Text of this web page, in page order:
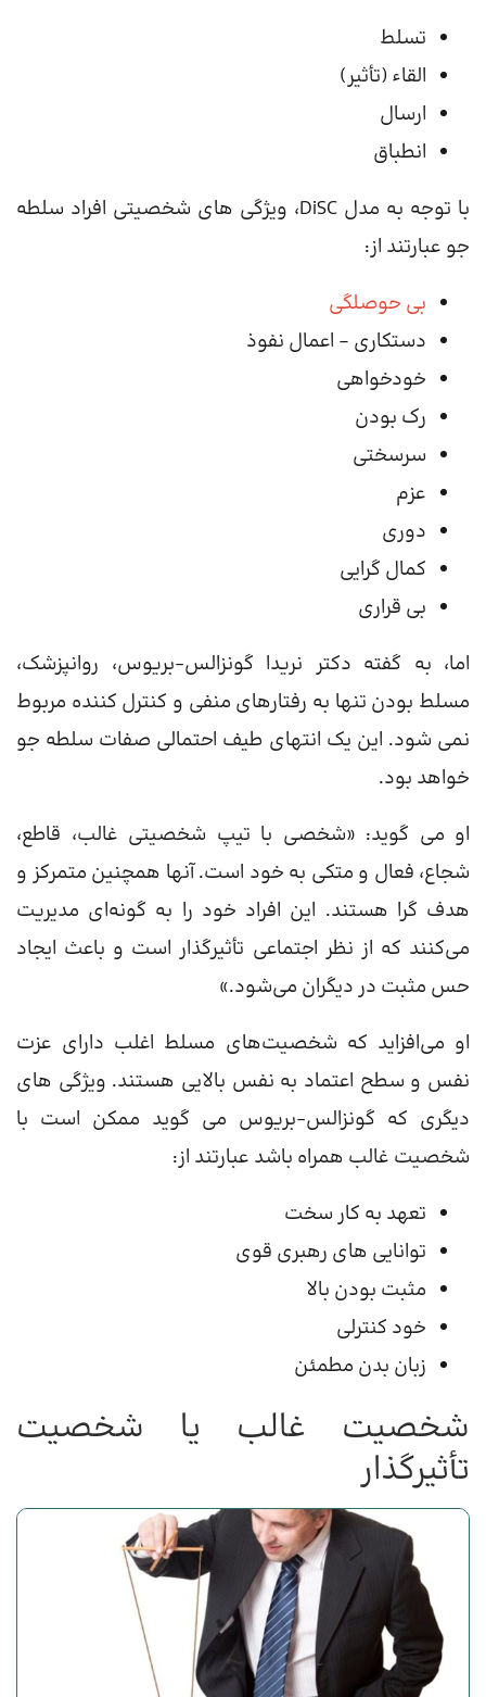
تسلط
القاء (تأثیر)
ارسال
انطباق
با توجه به مدل DiSC، ویژگی های شخصیتی افراد سلطه
جو عبارتند از:
بی حوصلگی
دستکاری – اعمال نفوذ
خودخواهی
رک بودن
سرسختی
عزم
دوری
کمال گرایی
بی قراری
اما، به گفته دکتر نریدا گونزالس-بریوس، روانپزشک،
مسلط بودن تنها به رفتارهای منفی و کنترل کننده مربوط
نمی شود. این یک انتهای طیف احتمالی صفات سلطه جو
خواهد بود.
او می گوید: «شخصی با تیپ شخصیتی غالب، قاطع،
شجاع، فعال و متکی به خود است. آنها همچنین متمرکز و
هدف گرا هستند. این افراد خود را به گونه‌ای مدیریت
می‌کنند که از نظر اجتماعی تأثیرگذار است و باعث ایجاد
حس مثبت در دیگران می‌شود.»
او می‌افزاید که شخصیت‌های مسلط اغلب دارای عزت
نفس و سطح اعتماد به نفس بالایی هستند. ویژگی های
دیگری که گونزالس-بریوس می گوید ممکن است با
شخصیت غالب همراه باشد عبارتند از:
تعهد به کار سخت
توانایی های رهبری قوی
مثبت بودن بالا
خود کنترلی
زبان بدن مطمئن
شخصیت غالب یا شخصیت
تأثیرگذار